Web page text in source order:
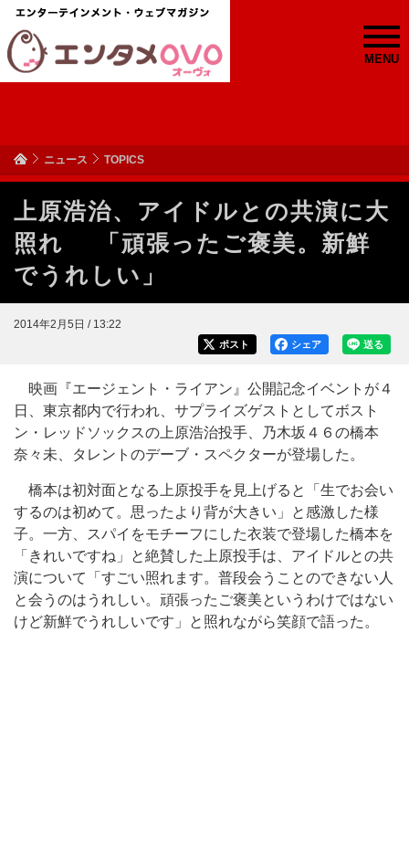
MENU
ニュース TOPICS
上原浩治、アイドルとの共演に大
照れ 「頑張ったご褒美。新鮮
でうれしい」
2014年2月5日 / 13:22
送る
シェア
ポスト
映画『エージェント・ライアン』公開記念イベントが４
日、東京都内で行われ、サプライズゲストとしてボスト
ン・レッドソックスの上原浩治投手、乃木坂４６の橋本
奈々未、タレントのデーブ・スペクターが登場した。
橋本は初対面となる上原投手を見上げると「生でお会い
するのは初めて。思ったより背が大きい」と感激した様
子。一方、スパイをモチーフにした衣装で登場した橋本を
「きれいですね」と絶賛した上原投手は、アイドルとの共
演について「すごい照れます。普段会うことのできない人
と会うのはうれしい。頑張ったご褒美というわけではない
けど新鮮でうれしいです」と照れながら笑顔で語った。